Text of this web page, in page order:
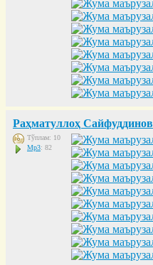
Раҳматуллоҳ Сайфуддинов
Тўплам: 10
Mp3: 82